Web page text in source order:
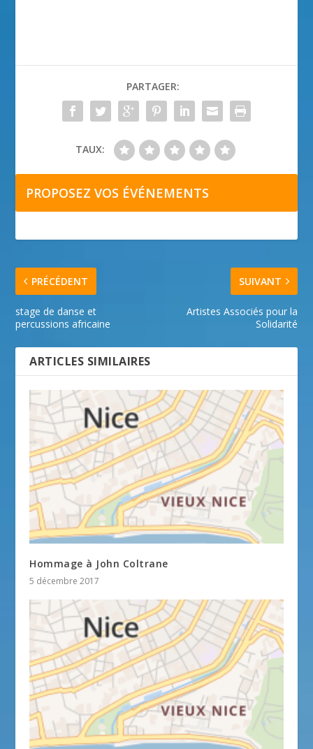
PARTAGER:
TAUX:
PROPOSEZ VOS ÉVÉNEMENTS
PRÉCÉDENT
stage de danse et
percussions africaine
SUIVANT
Artistes Associés pour la
Solidarité
ARTICLES SIMILAIRES
Hommage à John Coltrane
5 décembre 2017